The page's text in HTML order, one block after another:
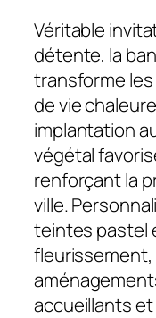
Véritable
détente, la
transforme
de vie
implantation
végétal
renforçant la
ville.
teintes pastel
fleurissement,
accueillants